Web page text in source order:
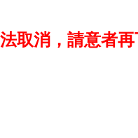
取消，請意者再